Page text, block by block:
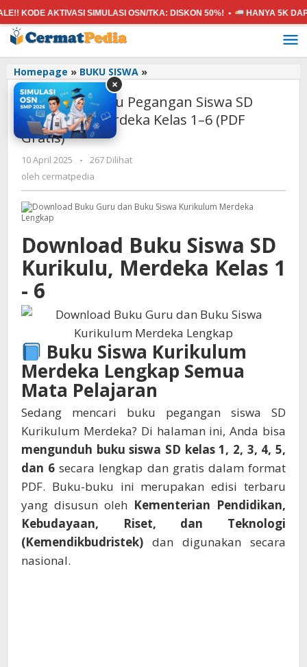
Lewati
ke
konten
AKTIVASI SIMULASI OSN/TKA:DISKON 50%! • HANYA 5KDAPAT
Homepage » BUKU SISWA »Download
Pegangan
Siswa
SD
Download Buku Pegangan Siswa SD
Kurikulum Merdeka Kelas 1–6 (PDF
Gratis)
10 April 2025
oleh
cermatpedia
-
267 Dilihat
oleh cermatpedia
Download Buku Siswa SD
Kurikulu, Merdeka Kelas 1
- 6
Buku Siswa Kurikulum
Merdeka Lengkap Semua
Mata Pelajaran
Sedang mencari buku pegangan siswa SD
Kurikulum Merdeka? Di halaman ini, Anda bisa
mengunduh buku siswa SD kelas 1, 2, 3, 4, 5,
dan 6 secara lengkap dan gratis dalam format
PDF. Buku-buku ini merupakan edisi terbaru
yang disusun oleh Kementerian Pendidikan,
Kebudayaan, Riset, dan Teknologi
(Kemendikbudristek) dan digunakan secara
nasional.
×